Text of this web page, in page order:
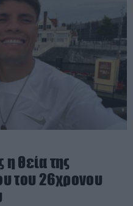
η θεία της
του 26χρονου